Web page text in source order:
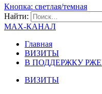
Кнопка: светлая/темная
Найти:
MAX-КАНАЛ
Главная
ВИЗИТЫ
В ПОДДЕРЖКУ
ВИЗИТЫ